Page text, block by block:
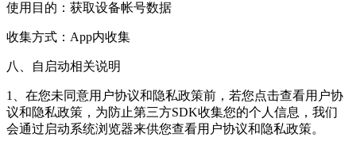
使用目的：获取设备帐号数据
收集方式：App内收集
八、自启动相关说明
1、在您未同意用户协议和隐私政策前，若您点击查看用户协
议和隐私政策，为防止第三方SDK收集您的个人信息，我们
会通过启动系统浏览器来供您查看用户协议和隐私政策。